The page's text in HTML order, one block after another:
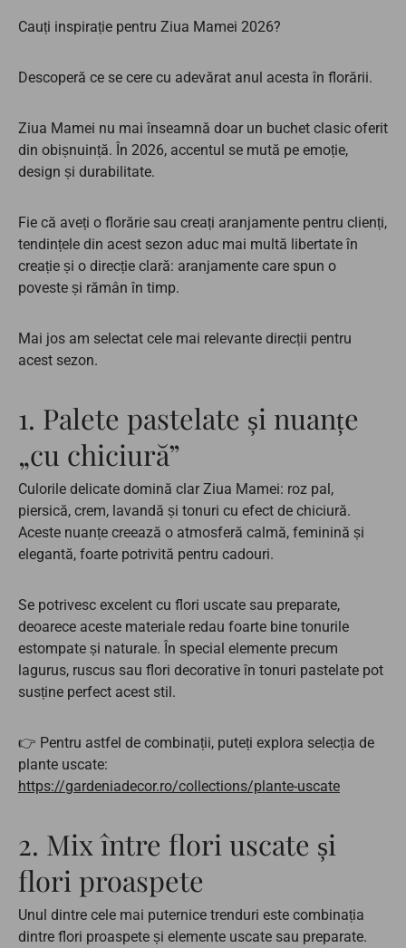
Cauți inspirație pentru Ziua Mamei 2026?
Descoperă ce se cere cu adevărat anul acesta în florării.
Ziua Mamei nu mai înseamnă doar un buchet clasic oferit
din obișnuință. În 2026, accentul se mută pe emoție,
design și durabilitate.
Fie că aveți o florărie sau creați aranjamente pentru clienți,
tendințele din acest sezon aduc mai multă libertate în
creație și o direcție clară: aranjamente care spun o
poveste și rămân în timp.
Mai jos am selectat cele mai relevante direcții pentru
acest sezon.
1. Palete pastelate și nuanțe
„cu chiciură”
Culorile delicate domină clar Ziua Mamei: roz pal,
piersică, crem, lavandă și tonuri cu efect de chiciură.
Aceste nuanțe creează o atmosferă calmă, feminină și
elegantă, foarte potrivită pentru cadouri.
Se potrivesc excelent cu flori uscate sau preparate,
deoarece aceste materiale redau foarte bine tonurile
estompate și naturale. În special elemente precum
lagurus, ruscus sau flori decorative în tonuri pastelate pot
susține perfect acest stil.
👉 Pentru astfel de combinații, puteți explora selecția de
plante uscate:
https://gardeniadecor.ro/collections/plante-uscate
2. Mix între flori uscate și
flori proaspete
Unul dintre cele mai puternice trenduri este combinația
dintre flori proaspete și elemente uscate sau preparate.